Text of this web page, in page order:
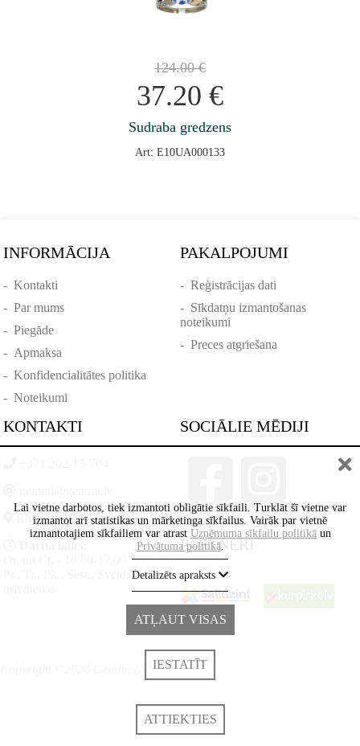
124.00€
37.20 €
Sudraba gredzens
Art: E10UA000133
INFORMĀCIJA
-Kontakti
-Par mums
-Piegāde
- Apmaksa
-Konfidencialitātes politika
-Noteikumi
PAKALPOJUMI
- Reģistrācijas dati
- Sīkdatņu izmantošanas
noteikumi
- Preces atgriešana
KONTAKTI
Rīga, Lāčplēšā iela 88
Pr., Tr., Pk., Sest., Svētd. -
SOCIĀLIE MĒDIJI
PARTNERI
Lai vietne darbotos, tiek izmantoti obligātie sīkfaili. Turklāt šī vietne var
izmantot arī statistikas un mārketinga sīkfailus. Vairāk par vietnē
izmantotajiem sīkfailiem var atrast Uzņēmuma sīkfailu politikāun
Privātuma politikā.
Detalizēts apraksts
ATĻAUT VISAS
IESTATĪT
ATTIEKTIES